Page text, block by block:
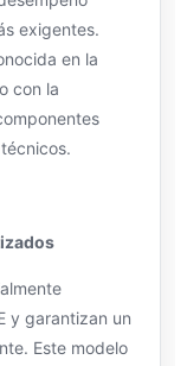
exigentes.
en la
con la
y garantizan un
Este modelo